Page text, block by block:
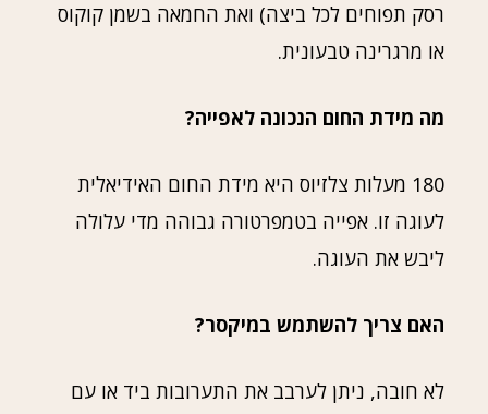
רסק תפוחים לכל ביצה) ואת החמאה בשמן קוקוס
או מרגרינה טבעונית.
מה מידת החום הנכונה לאפייה?
180 מעלות צלזיוס היא מידת החום האידיאלית
לעוגה זו. אפייה בטמפרטורה גבוהה מדי עלולה
ליבש את העוגה.
האם צריך להשתמש במיקסר?
לא חובה, ניתן לערבב את התערובות ביד או עם